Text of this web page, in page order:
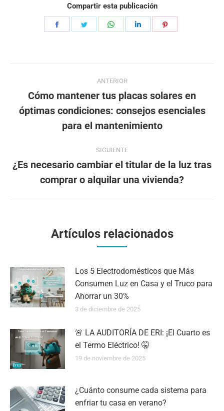
Compartir esta publicación
Share
Share
Navegación
entre
publicaciones
ANTERIOR
Publicación
anterior:
Cómo mantener tus placas solares en
óptimas condiciones: consejos esenciales
para el mantenimiento
SIGUIENTE
siguiente:
¿Es necesario cambiar el titular de la luz tras
comprar o alquilar una vivienda?
Artículos relacionados
Los 5 Electrodomésticos que Más
Consumen Luz en Casa y el Truco para
Ahorrar un 30%
3 de diciembre de 2025
🚨 LA AUDITORÍA DE ERI: ¡El Cuarto es
el Termo Eléctrico! 🤫
19 de noviembre de 2025
¿Cuánto consume cada sistema para
enfriar tu casa en verano?